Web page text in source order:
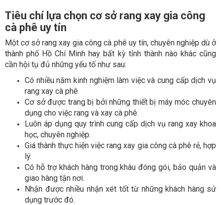
Tiêu chí lựa chọn cơ sở rang xay gia công
cà phê uy tín
Một cơ sở rang xay gia công cà phê uy tín, chuyên nghiệp dù ở
thành phố Hồ Chí Minh hay bất kỳ tỉnh thành nào khác cũng
cần hội tụ đủ những yếu tố như sau:
Có nhiều năm kinh nghiệm làm việc và cung cấp dịch vụ
rang xay cà phê.
Cơ sở được trang bị bởi những thiết bị máy móc chuyên
dụng cho việc rang và xay cà phê.
Luôn áp dụng quy trình cung cấp dịch vụ rang xay khoa
học, chuyên nghiệp.
Giá thành thực hiện việc rang xay gia công cà phê rẻ, hợp
lý.
Có hỗ trợ khách hàng trong khâu đóng gói, bảo quản và
giao hàng tận nơi.
Nhận được nhiều nhận xét tốt từ những khách hàng sử
dụng trước đó.